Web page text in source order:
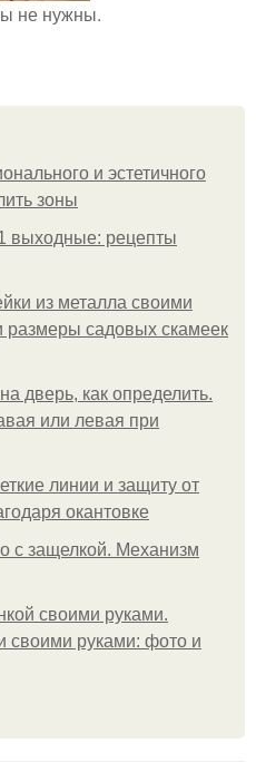
не нужны.
и эстетичного
зоны
выходные: рецепты
из металла своими
садовых скамеек
дверь, как определить.
или левая при
линии и защиту от
окантовке
с защелкой. Механизм
своими руками.
своими руками: фото и